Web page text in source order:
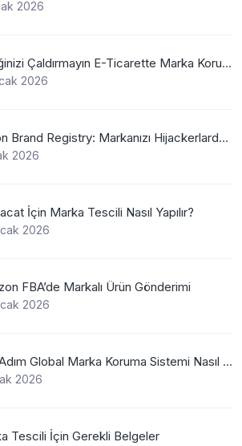
2026
Emeğinizi Çaldırmayın E-Ticarette Marka Koruma
2026
Amazon Brand Registry: Markanızı Hijackerlardan Koruyun
2026
İçin Marka Tescili Nasıl Yapılır?
2026
FBA’de Markalı Ürün Gönderimi
2026
Adım Adım Global Marka Koruma Sistemi Nasıl Çalışır?
2026
Tescili İçin Gerekli Belgeler